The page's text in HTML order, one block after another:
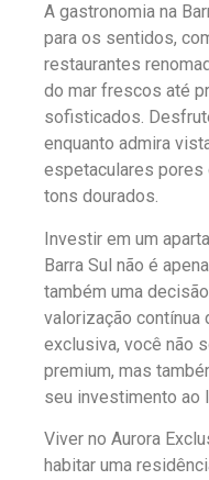
A gastronomia na
para os sentidos,
restaurantes
do mar frescos até
sofisticados.
enquanto admira
espetaculares pores
tons dourados.
Investir em um
Barra Sul não é
também uma
valorização
exclusiva, você não
premium, mas
seu investimento ao
Viver no Aurora
habitar uma